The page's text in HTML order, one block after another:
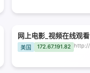
网上电影_视频在线观看
美国 172.67.191.82